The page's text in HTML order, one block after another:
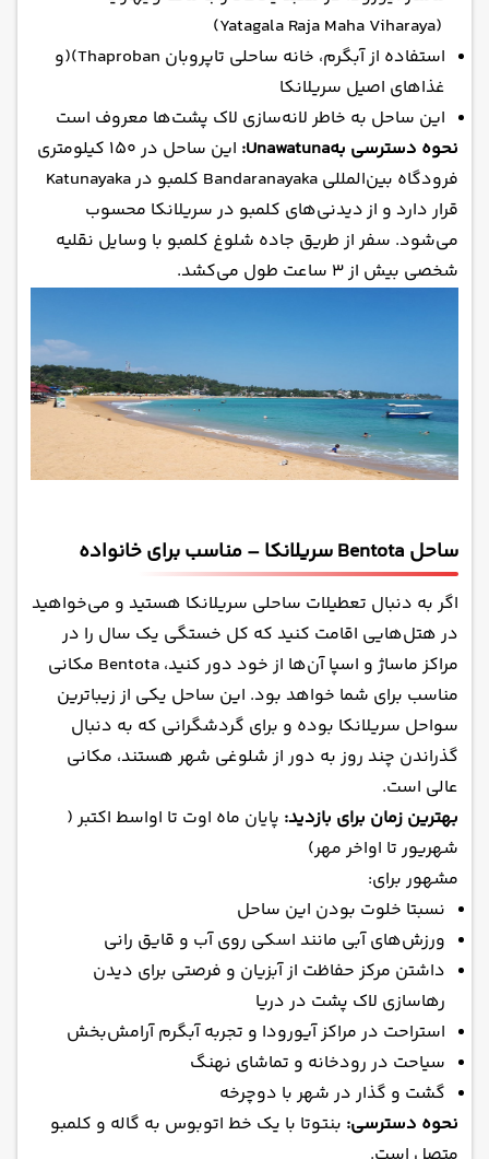
(Yatagala Raja Maha Viharaya)
استفاده از آبگرم، خانه ساحلی تاپروبان Thaproban)(و
غذاهای اصیل سریلانکا
این ساحل به خاطر لانه‌سازی لاک پشت‌ها معروف است
نحوه دسترسی بهUnawatuna:
این ساحل در ۱۵۰ کیلومتری
فرودگاه بین‌المللی Bandaranayaka کلمبو در Katunayaka
قرار دارد و از دیدنی‌های کلمبو در سریلانکا محسوب
می‌شود. سفر از طریق جاده شلوغ کلمبو با وسایل نقلیه
شخصی بیش از ۳ ساعت طول می‌کشد.
ساحل Bentota سریلانکا – مناسب برای خانواده
اگر به دنبال تعطیلات ساحلی سریلانکا هستید و می‌خواهید
در هتل‌هایی اقامت کنید که کل خستگی یک سال را در
مراکز ماساژ و اسپا آن‌ها از خود دور کنید، Bentota مکانی
مناسب برای شما خواهد بود. این ساحل یکی از زیباترین
سواحل سریلانکا بوده و برای گردشگرانی که به دنبال
گذراندن چند روز به دور از شلوغی شهر هستند، مکانی
عالی است.
بهترین زمان برای بازدید: پایان ماه اوت تا اواسط اکتبر (
شهریور تا اواخر مهر)
مشهور برای:
نسبتا خلوت بودن این ساحل
ورزش‌های آبی مانند اسکی روی آب و قایق رانی
داشتن مرکز حفاظت از آبزیان و فرصتی برای دیدن
رهاسازی لاک پشت در دریا
استراحت در مراکز آیورودا و تجربه آبگرم آرامش‌بخش
سیاحت در رودخانه و تماشای نهنگ
گشت و گذار در شهر با دوچرخه
نحوه دسترسی: بنتوتا با یک خط اتوبوس به گاله و کلمبو